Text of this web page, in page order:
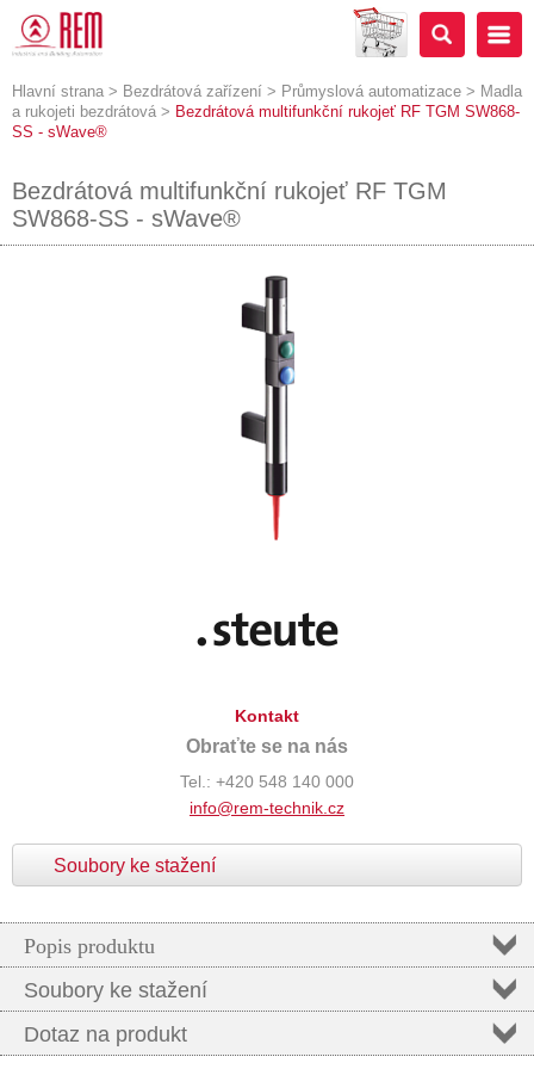
Hlavní strana > Bezdrátová zařízení > Průmyslová automatizace > Madla
a rukojeti bezdrátová > Bezdrátová multifunkční rukojeť RF TGM SW868-
SS - sWave®
Bezdrátová multifunkční rukojeť RF TGM
SW868-SS - sWave®
Kontakt
Obraťte se na nás
Tel.: +420 548 140 000
info@rem-technik.cz
Soubory ke stažení
Popis produktu
Soubory ke stažení
Dotaz na produkt